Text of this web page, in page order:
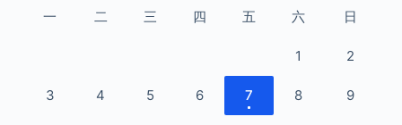
一 二 三 四 五 六 日
1 2
3 4 5 6 7 8 9